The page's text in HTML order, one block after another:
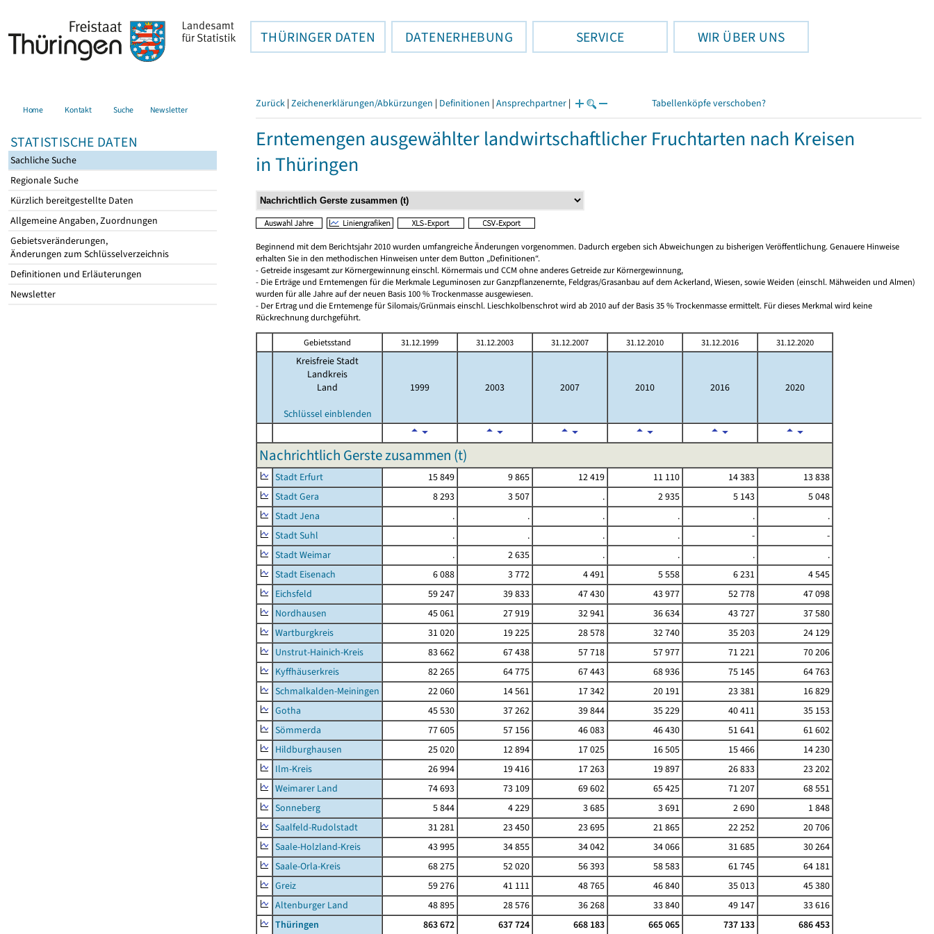
THÜRINGER DATEN DATENERHEBUNG SERVICE WIR ÜBER UNS
Home Kontakt Suche Newsletter
STATISTISCHE DATEN
Sachliche Suche
Regionale Suche
Kürzlich bereitgestellte Daten
Allgemeine Angaben, Zuordnungen
Gebietsveränderungen,
Änderungen zum Schlüsselverzeichnis
Definitionen und Erläuterungen
Newsletter
Zurück | Zeichenerklärungen/Abkürzungen | Definitionen | Ansprechpartner | Tabellenköpfe verschoben?
Erntemengen ausgewählter landwirtschaftlicher Fruchtarten nach Kreisen
in Thüringen
Beginnend mit dem Berichtsjahr 2010 wurden umfangreiche Änderungen vorgenommen. Dadurch ergeben sich Abweichungen zu bisherigen Veröffentlichung. Genauere Hinweise
erhalten Sie in den methodischen Hinweisen unter dem Button „Definitionen“.
- Getreide insgesamt zur Körnergewinnung einschl. Körnermais und CCM ohne anderes Getreide zur Körnergewinnung,
- Die Erträge und Erntemengen für die Merkmale Leguminosen zur Ganzpflanzenernte, Feldgras/Grasanbau auf dem Ackerland, Wiesen, sowie Weiden (einschl. Mähweiden und Almen)
wurden für alle Jahre auf der neuen Basis 100 % Trockenmasse ausgewiesen.
- Der Ertrag und die Erntemenge für Silomais/Grünmais einschl. Lieschkolbenschrot wird ab 2010 auf der Basis 35 % Trockenmasse ermittelt. Für dieses Merkmal wird keine
Rückrechnung durchgeführt.
Gebietsstand 31.12.1999 31.12.2003 31.12.2007 31.12.2010 31.12.2016 31.12.2020
Kreisfreie Stadt
Landkreis
Land
Schlüssel einblenden
1999 2003 2007 2010 2016 2020
Nachrichtlich Gerste zusammen (t)
Stadt Erfurt 15 849 9 865 12 419 11 110 14 383
13 838
Stadt Gera
8 293 3 507 . 2 935 5 143
5 048
Stadt Jena
. . . . .
.
Stadt Suhl
. . . . -
-
Stadt Weimar
. 2 635 . . .
.
Stadt Eisenach
6 088 3 772 4 491 5 558 6 231
4 545
Eichsfeld
59 247 39 833 47 430 43 977 52 778
47 098
Nordhausen
45 061 27 919 32 941 36 634 43 727
37 580
Wartburgkreis
31 020 19 225 28 578 32 740 35 203
24 129
Unstrut-Hainich-Kreis
83 662 67 438 57 718 57 977 71 221
70 206
Kyffhäuserkreis
82 265 64 775 67 443 68 936 75 145
64 763
Schmalkalden-Meiningen
22 060 14 561 17 342 20 191 23 381
16 829
Gotha
45 530 37 262 39 844 35 229 40 411
35 153
Sömmerda
77 605 57 156 46 083 46 430 51 641
61 602
Hildburghausen
25 020 12 894 17 025 16 505 15 466
14 230
Ilm-Kreis
26 994 19 416 17 263 19 897 26 833
23 202
Weimarer Land
74 693 73 109 69 602 65 425 71 207
68 551
Sonneberg
5 844 4 229 3 685 3 691 2 690
1 848
Saalfeld-Rudolstadt
31 281 23 450 23 695 21 865 22 252
20 706
Saale-Holzland-Kreis
43 995 34 855 34 042 34 066 31 685
30 264
Saale-Orla-Kreis
68 275 52 020 56 393 58 583 61 745
64 181
Greiz
59 276 41 111 48 765 46 840 35 013
45 380
Altenburger Land
48 895 28 576 36 268 33 840 49 147
33 616
Thüringen
863 672 637 724 668 183 665 065 737 133 686 453